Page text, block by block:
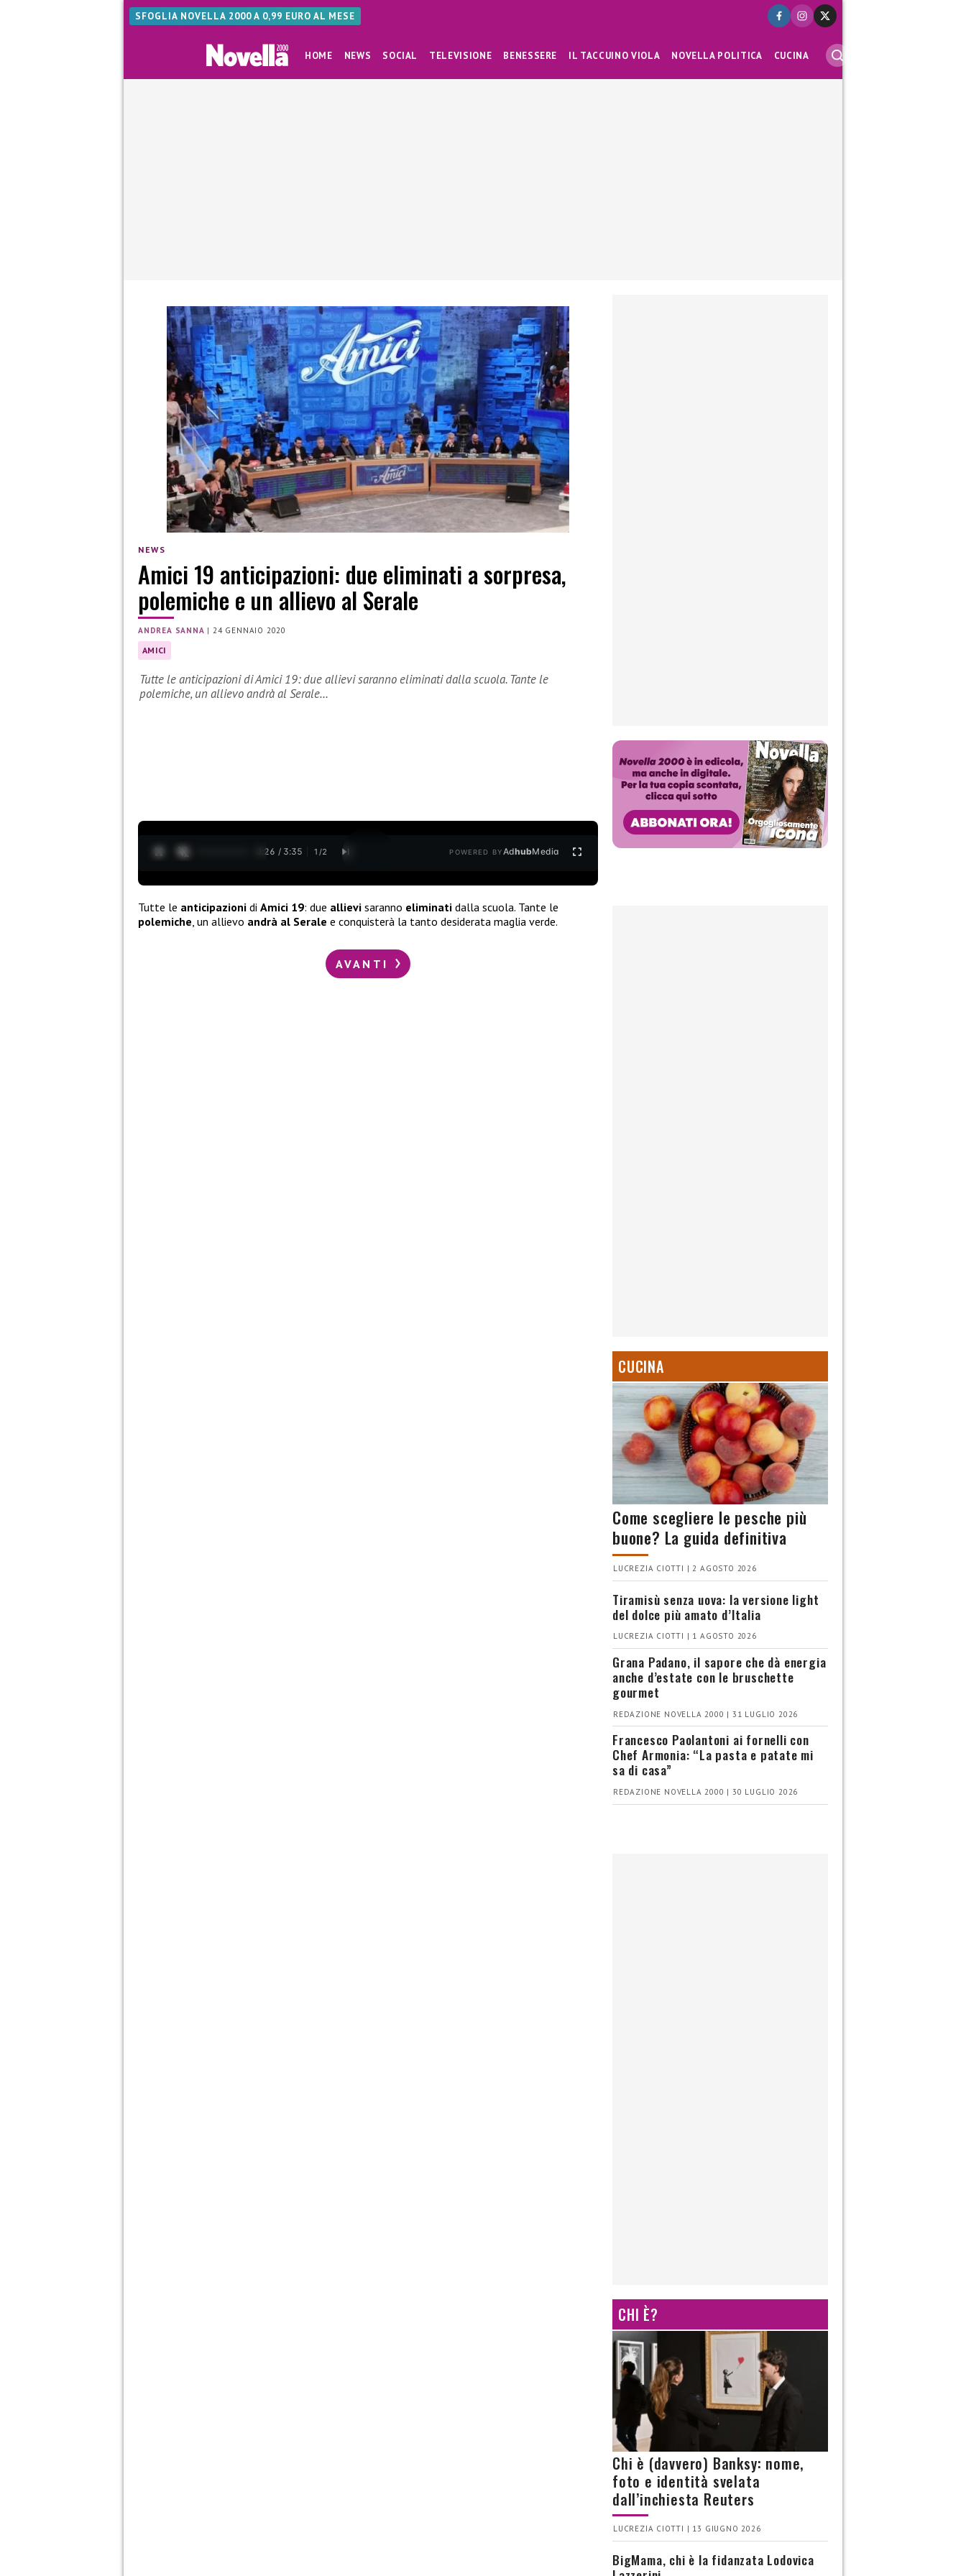
SFOGLIA NOVELLA 2000 A 0,99 EURO AL MESE
HOME NEWS SOCIAL TELEVISIONE BENESSERE IL TACCUINO VIOLA NOVELLA POLITICA CUCINA
NEWS
Amici 19 anticipazioni: due eliminati a sorpresa,
polemiche e un allievo al Serale
ANDREA SANNA |24 GENNAIO 2020
AMICI
Tutte le anticipazioni di Amici 19: due allievi saranno eliminati dalla scuola. Tante le
polemiche, un allievo andrà al Serale…
0:27 / 3:35 1 /2 POWERED BYAdhubMedia
Tutte le anticipazioni di Amici 19: due allievi saranno eliminati dalla scuola. Tante le
polemiche , un allievo andrà al Serale e conquisterà la tanto desiderata maglia verde.
AVANTI
CUCINA
Come scegliere le pesche più
buone? La guida definitiva
LUCREZIA CIOTTI | 2 AGOSTO 2026
Tiramisù senza uova: la versione light
del dolce più amato d’Italia
LUCREZIA CIOTTI | 1 AGOSTO 2026
Grana Padano, il sapore che dà energia
anche d’estate con le bruschette
gourmet
REDAZIONE NOVELLA 2000 | 31 LUGLIO 2026
Francesco Paolantoni ai fornelli con
Chef Armonia: “La pasta e patate mi
sa di casa”
REDAZIONE NOVELLA 2000 | 30 LUGLIO 2026
CHI È?
Chi è (davvero) Banksy: nome,
foto e identità svelata
dall’inchiesta Reuters
LUCREZIA CIOTTI | 13 GIUGNO 2026
BigMama, chi è la fidanzata Lodovica